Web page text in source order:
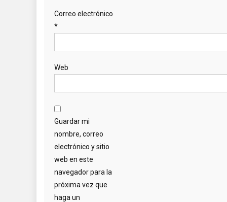
Correo electrónico
*
Web
Guardar mi
nombre, correo
electrónico y sitio
web en este
navegador para la
próxima vez que
haga un